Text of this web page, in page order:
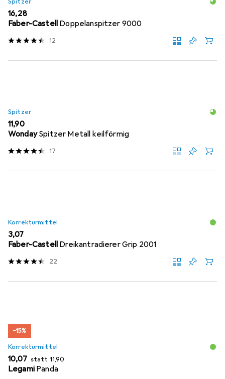
Spitzer
EUR
16,28
Faber-Castell Doppelanspitzer 9000
12
Spitzer
EUR
11,90
Wonday Spitzer Metall keilförmig
17
Korrekturmittel
EUR
3,07
Faber-Castell Dreikantradierer Grip 2001
22
−15%
Korrekturmittel
EUR
10,07 statt EUR
11,90
Legami Panda